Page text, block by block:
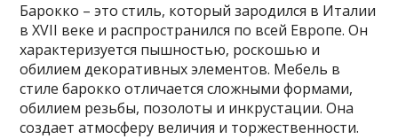
Барокко – это стиль, который зародился в Италии
в XVII веке и распространился по всей Европе. Он
характеризуется пышностью, роскошью и
обилием декоративных элементов. Мебель в
стиле барокко отличается сложными формами,
обилием резьбы, позолоты и инкрустации. Она
создает атмосферу величия и торжественности.